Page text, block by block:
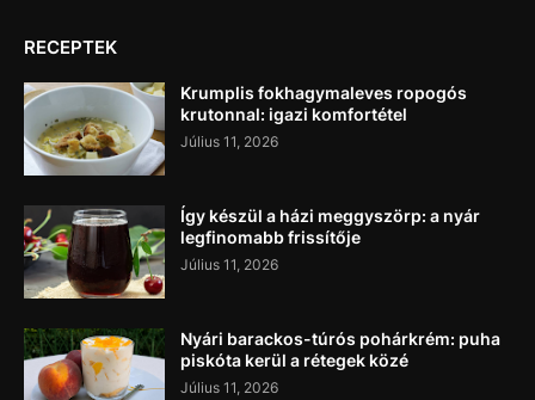
RECEPTEK
Krumplis fokhagymaleves ropogós
krutonnal: igazi komfortétel
Július 11, 2026
Így készül a házi meggyszörp: a nyár
legfinomabb frissítője
Július 11, 2026
Nyári barackos-túrós pohárkrém: puha
piskóta kerül a rétegek közé
Július 11, 2026